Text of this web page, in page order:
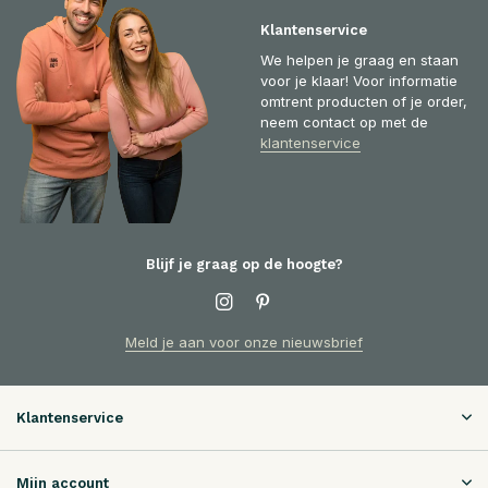
Klantenservice
We helpen je graag en staan
voor je klaar! Voor informatie
omtrent producten of je order,
neem contact op met de
klantenservice
Blijf je graag op de hoogte?
Meld je aan voor onze nieuwsbrief
Klantenservice
Mijn account